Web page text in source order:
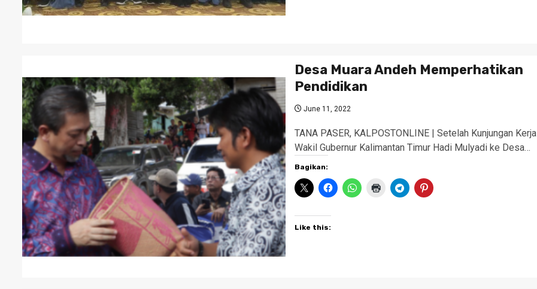
Desa Muara Andeh Memperhatikan
Pendidikan
June 11, 2022
TANA PASER, KALPOSTONLINE | Setelah Kunjungan Kerja
Wakil Gubernur Kalimantan Timur Hadi Mulyadi ke Desa…
Bagikan:
Like this: